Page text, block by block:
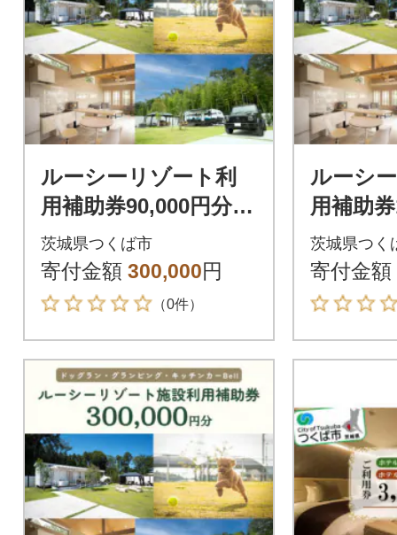
ルーシーリゾート利
用補助券90,000円分
[宿泊 体験 グランピン
グ ドッグラン BBQ]
茨城県つくば市
寄付金額 300,000円
（0件）
ルーシ
用補助
[宿泊 体
グ ドッ
茨城県つく
寄付金額